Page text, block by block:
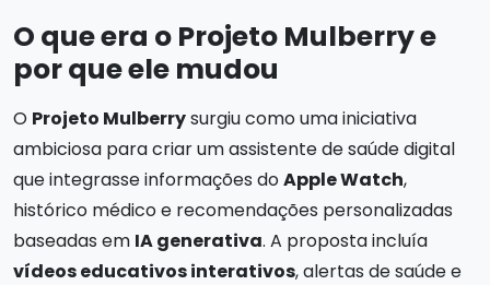
O que era o Projeto Mulberry e
por que ele mudou
O Projeto Mulberrysurgiu como uma iniciativa
ambiciosa para criar um assistente de saúde digital
que integrasse informações doApple Watch,
histórico médico e recomendações personalizadas
baseadas em IA generativa. A proposta incluía
vídeos educativos interativos, alertas de saúde e